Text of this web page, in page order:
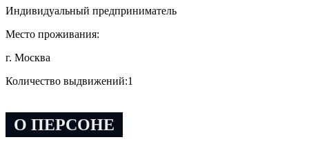
Индивидуальный предприниматель
Место проживания:
г. Москва
Количество выдвижений:1
О ПЕРСОНЕ